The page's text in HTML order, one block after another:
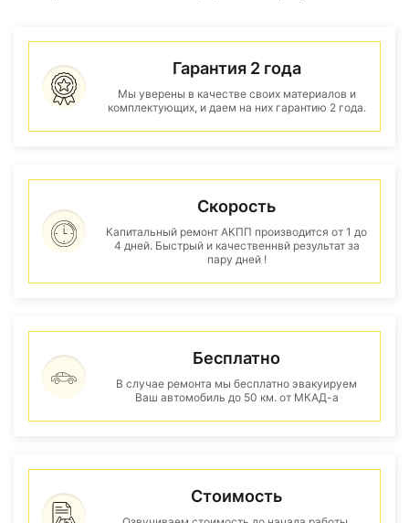
Гарантия 2 года
Мы уверены в качестве своих материалов и
комплектующих, и даем на них гарантию 2 года.
Скорость
Капитальный ремонт АКПП производится от 1 до
4 дней. Быстрый и качественнвй результат за
пару дней !
Бесплатно
В случае ремонта мы бесплатно эвакуируем
Ваш автомобиль до 50 км. от МКАД-а
Стоимость